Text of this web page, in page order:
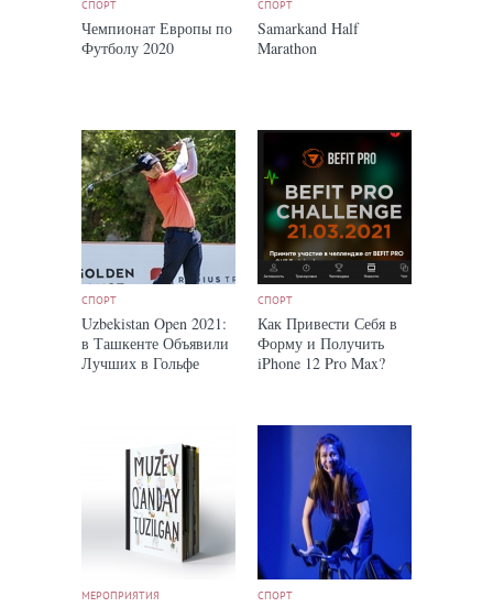
СПОРТ
Чемпионат Европы по
Футболу 2020
СПОРТ
Samarkand Half
Marathon
СПОРТ
Uzbekistan Open 2021:
в Ташкенте Объявили
Лучших в Гольфе
СПОРТ
Как Привести Себя в
Форму и Получить
iPhone 12 Pro Max?
МЕРОПРИЯТИЯ СПОРТ